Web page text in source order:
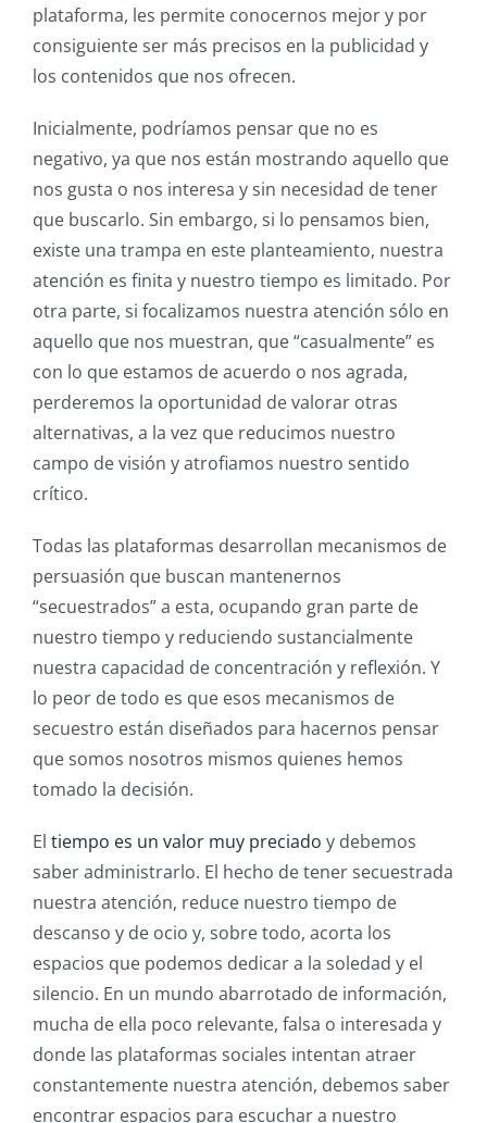
plataforma, les permite conocernos mejor y por
consiguiente ser más precisos en la publicidad y
los contenidos que nos ofrecen.
Inicialmente, podríamos pensar que no es
negativo, ya que nos están mostrando aquello que
nos gusta o nos interesa y sin necesidad de tener
que buscarlo. Sin embargo, si lo pensamos bien,
existe una trampa en este planteamiento, nuestra
atención es finita y nuestro tiempo es limitado. Por
otra parte, si focalizamos nuestra atención sólo en
aquello que nos muestran, que “casualmente” es
con lo que estamos de acuerdo o nos agrada,
perderemos la oportunidad de valorar otras
alternativas, a la vez que reducimos nuestro
campo de visión y atrofiamos nuestro sentido
crítico.
Todas las plataformas desarrollan mecanismos de
persuasión que buscan mantenernos
“secuestrados” a esta, ocupando gran parte de
nuestro tiempo y reduciendo sustancialmente
nuestra capacidad de concentración y reflexión. Y
lo peor de todo es que esos mecanismos de
secuestro están diseñados para hacernos pensar
que somos nosotros mismos quienes hemos
tomado la decisión.
El tiempo es un valor muy preciado y debemos
saber administrarlo. El hecho de tener secuestrada
nuestra atención, reduce nuestro tiempo de
descanso y de ocio y, sobre todo, acorta los
espacios que podemos dedicar a la soledad y el
silencio. En un mundo abarrotado de información,
mucha de ella poco relevante, falsa o interesada y
donde las plataformas sociales intentan atraer
constantemente nuestra atención, debemos saber
encontrar espacios para escuchar a nuestro